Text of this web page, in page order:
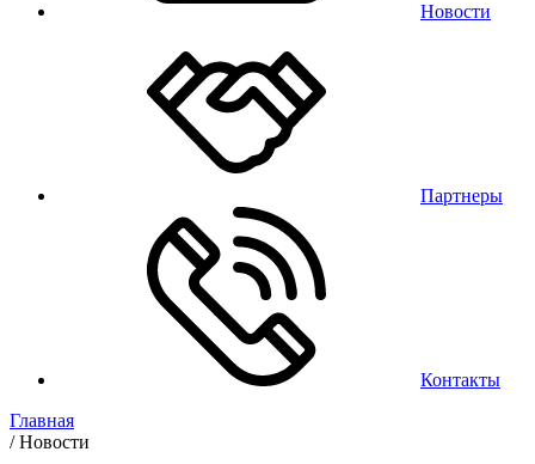
Новости
Партнеры
Контакты
Главная
/Новости